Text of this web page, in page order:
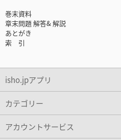
巻末資料
章末問題 解答& 解説
あとがき
索 引
isho.jpアプリ
カテゴリー
アカウントサービス